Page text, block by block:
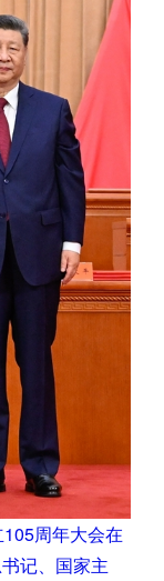
周年大会在
记、国家主